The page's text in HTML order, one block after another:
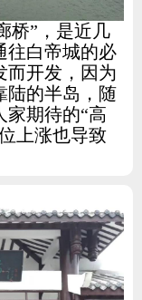
桥”，是近几
往白帝城的必
而开发，因为
陆的半岛，随
家期待的“高
上涨也导致